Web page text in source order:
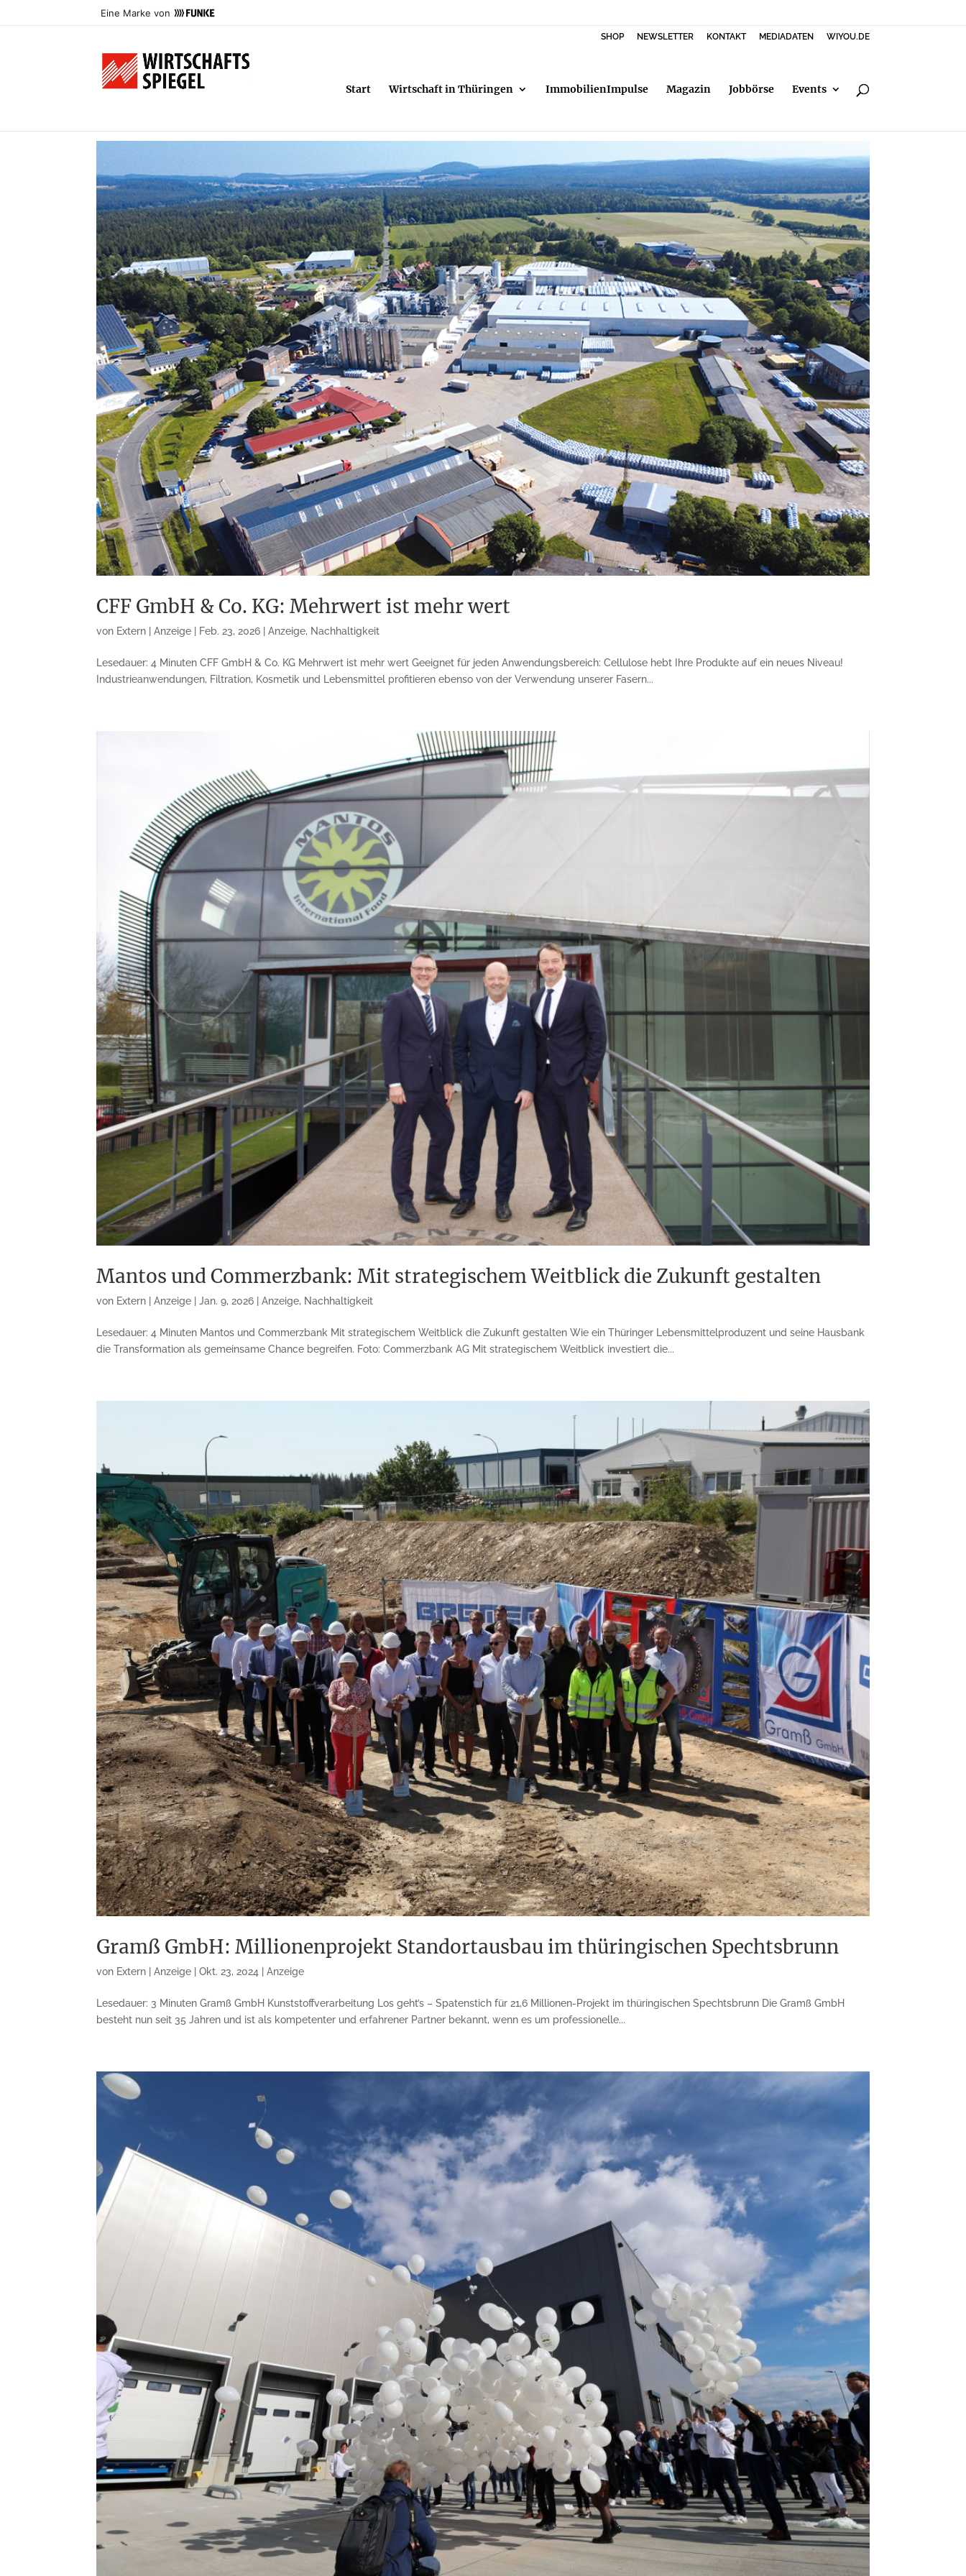
Eine Marke von
SHOP NEWSLETTER KONTAKT MEDIADATEN WIYOU.DE
Start Wirtschaft in Thüringen ImmobilienImpulse Magazin Jobbörse Events
CFF GmbH & Co. KG: Mehrwert ist mehr wert
von Extern | Anzeige Feb. 23, 2026 |Anzeige, Nachhaltigkeit
Lesedauer: 4 Minuten CFF GmbH & Co. KG Mehrwert ist mehr wert Geeignet für jeden Anwendungsbereich: Cellulose hebt Ihre Produkte auf ein neues Niveau!
Industrieanwendungen, Filtration, Kosmetik und Lebensmittel profitieren ebenso von der Verwendung unserer Fasern...
Mantos und Commerzbank: Mit strategischem Weitblick die Zukunft gestalten
von Extern | Anzeige |Jan. 9, 2026 |Anzeige, Nachhaltigkeit
Lesedauer: 4 Minuten Mantos und Commerzbank Mit strategischem Weitblick die Zukunft gestalten Wie ein Thüringer Lebensmittelproduzent und seine Hausbank
die Transformation als gemeinsame Chance begreifen. Foto: Commerzbank AG Mit strategischem Weitblick investiert die...
Gramß GmbH: Millionenprojekt Standortausbau im thüringischen Spechtsbrunn
von Extern | Anzeige |Okt. 23, 2024 |Anzeige
Lesedauer: 3 Minuten Gramß GmbH Kunststoffverarbeitung Los geht’s – Spatenstich für 21,6 Millionen-Projekt im thüringischen Spechtsbrunn Die Gramß GmbH
besteht nun seit 35 Jahren und ist als kompetenter und erfahrener Partner bekannt, wenn es um professionelle...